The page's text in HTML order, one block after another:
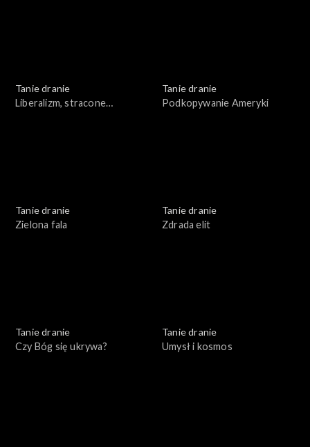
Tanie dranie
Liberalizm, stracone
Tanie dranie
Podkopywanie Ameryki
Tanie dranie
Zielona fala
Tanie dranie
Zdrada elit
Tanie dranie
Czy Bóg się ukrywa?
Tanie dranie
Umysł i kosmos